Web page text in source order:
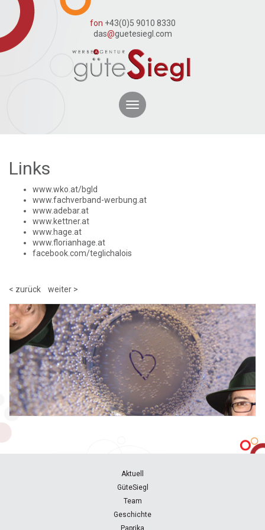
fon +43(0)5 9010 8330
das@guetesiegl.com
Toggle
navigation
Links
www.wko.at/bgld
www.fachverband-werbung.at
www.adebar.at
www.kettner.at
www.hage.at
www.florianhage.at
facebook.com/teglichalois
< zurück weiter >
Aktuell
GüteSiegl
Team
Geschichte